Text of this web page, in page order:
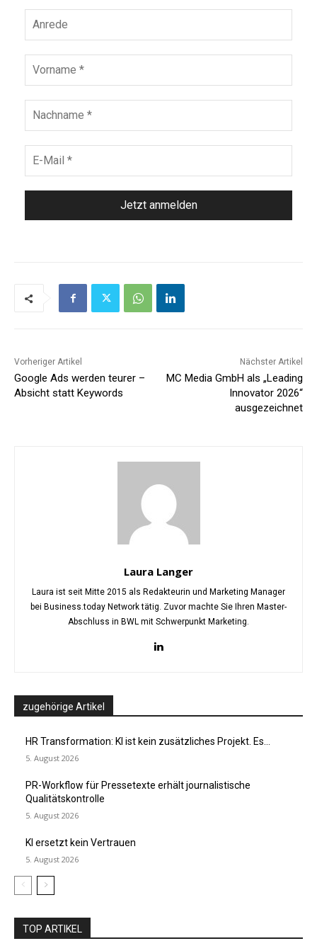
Vorheriger Artikel
Google Ads werden teurer –
Absicht statt Keywords
Nächster Artikel
MC Media GmbH als „Leading
Innovator 2026“
ausgezeichnet
Laura Langer
Laura ist seit Mitte 2015 als Redakteurin und Marketing Manager
bei Business.today Network tätig. Zuvor machte Sie Ihren Master-
Abschluss in BWL mit Schwerpunkt Marketing.
zugehörige Artikel
HR Transformation: KI ist kein zusätzliches Projekt. Es...
5. August 2026
PR-Workflow für Pressetexte erhält journalistische
Qualitätskontrolle
5. August 2026
KI ersetzt kein Vertrauen
5. August 2026
TOP ARTIKEL